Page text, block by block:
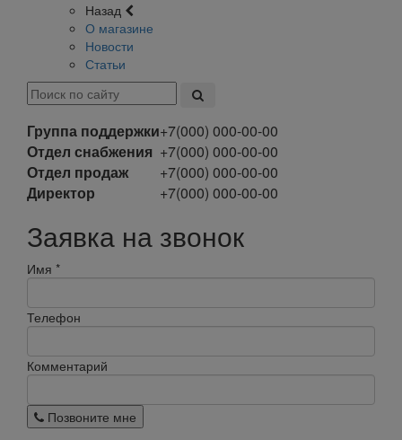
Назад
О магазине
Новости
Статьи
Группа поддержки+7(000) 000-00-00
Отдел снабжения +7(000) 000-00-00
Отдел продаж
+7(000) 000-00-00
Директор
+7(000) 000-00-00
Заявка на звонок
Имя *
Телефон
Комментарий
Позвоните мне